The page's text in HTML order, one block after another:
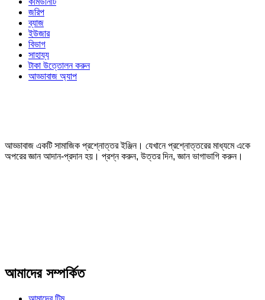
জরিপ
ব্যাজ
ইউজার
বিভাগ
সাহায্য
টাকা উত্তোলন করুন
আড্ডাবাজ অ্যাপ
আড্ডাবাজ একটি সামাজিক প্রশ্নোত্তর ইঞ্জিন। যেখানে প্রশ্নোত্তরের মাধ্যমে একে
অপরের জ্ঞান আদান-প্রদান হয়। প্রশ্ন করুন, উত্তর দিন, জ্ঞান ভাগাভাগি করুন।
আমাদের সম্পর্কিত